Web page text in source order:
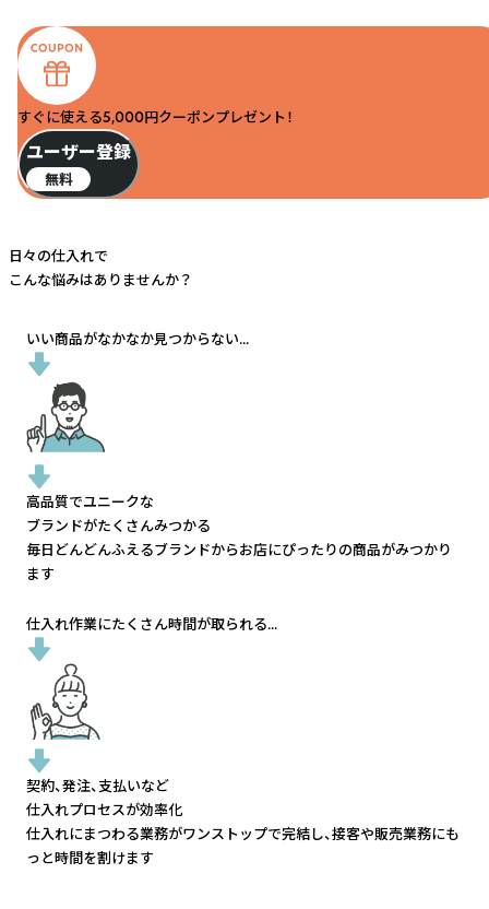
すぐに使える5,000円クーポンプレゼント！
ユーザー登録
無料
日々の仕入れで
こんな悩みはありませんか？
いい商品がなかなか見つからない...
高品質でユニークな
ブランドがたくさんみつかる
毎日どんどんふえるブランドからお店にぴったりの商品がみつかり
ます
仕入れ作業にたくさん時間が取られる...
契約、発注、支払いなど
仕入れプロセスが効率化
仕入れにまつわる業務がワンストップで完結し、接客や販売業務にも
っと時間を割けます